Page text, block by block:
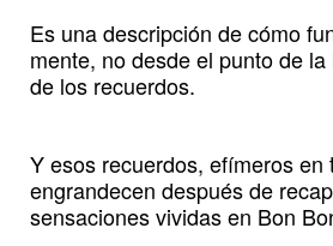
Es una descripción de cómo
mente, no desde el punto de
de los recuerdos.
Y esos recuerdos, efímeros en
engrandecen después de
sensaciones vividas en Bon